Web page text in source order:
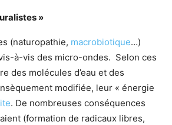
»
(naturopathie, macrobiotique…)
à-vis des micro-ondes. Selon ces
des molécules d’eau et des
modifiée, leur « énergie
. De nombreuses conséquences
(formation de radicaux libres,